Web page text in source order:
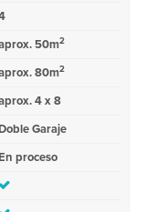
50m2
80m2
4 x 8
Garaje
proceso